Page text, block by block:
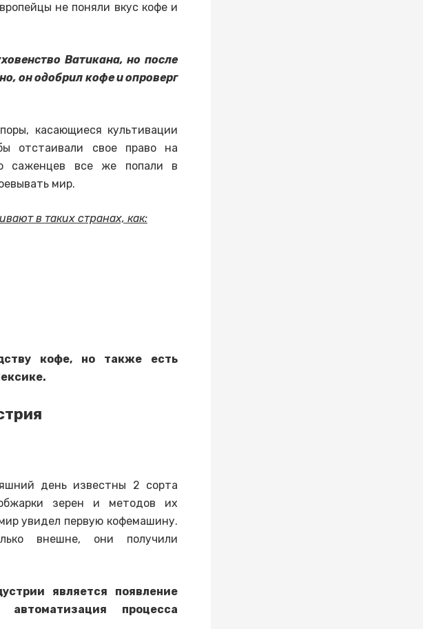
не поняли вкус кофе и
Ватикана, но после
он одобрил кофе и опроверг
касающиеся культивации
отстаивали свое право на
саженцев все же попали в
мир.
в таких странах, как:
кофе, но также есть
день известны 2 сорта
зерен и методов их
увидел первую кофемашину.
внешне, они получили
является появление
автоматизация процесса